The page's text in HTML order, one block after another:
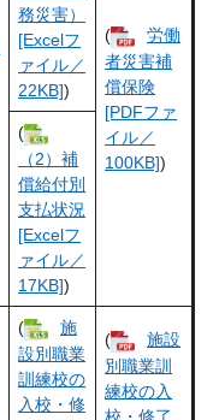
務災害）
[Excelフ
ァイル／
22KB])
(
労働
者災害補
償保険
[PDFファ
イル／
100KB])
(
（2）補
償給付別
支払状況
[Excelフ
ァイル／
17KB])
(
施
設別職業
訓練校の
入校・修
(
施設
別職業訓
練校の入
校・修了